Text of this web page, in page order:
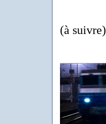
(à suivre)